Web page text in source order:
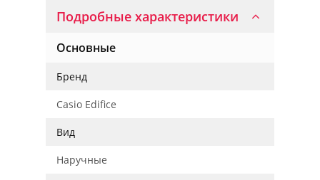
Подробные характеристики
Основные
Бренд
Casio Edifice
Вид
Наручные